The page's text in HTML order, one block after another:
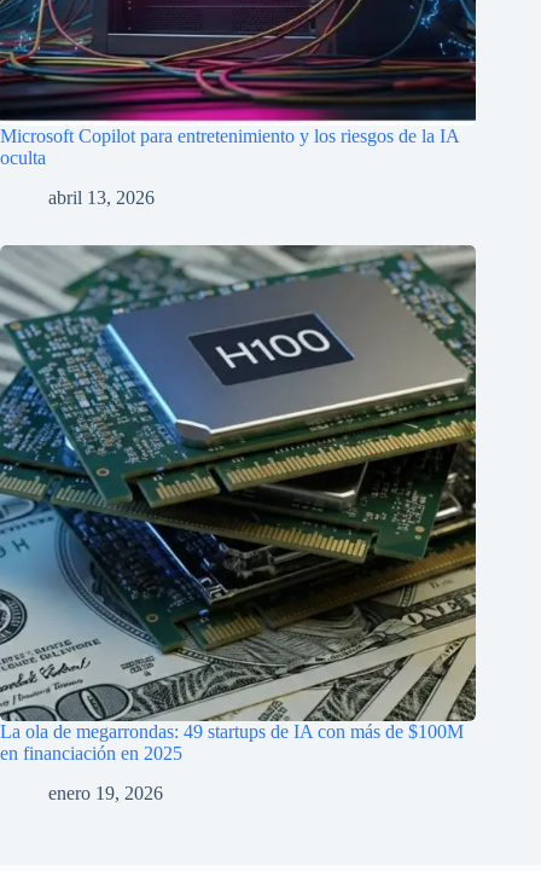
Microsoft Copilot para entretenimiento y los riesgos de la IA
oculta
abril 13, 2026
La ola de megarrondas: 49 startups de IA con más de $100M
en financiación en 2025
enero 19, 2026